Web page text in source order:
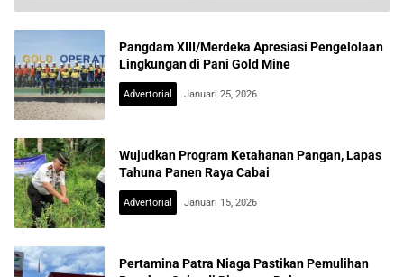
Boltara
Pangdam XIII/Merdeka Apresiasi Pengelolaan
Lingkungan di Pani Gold Mine
Advertorial Januari 25, 2026
Wujudkan Program Ketahanan Pangan, Lapas
Tahuna Panen Raya Cabai
Advertorial Januari 15, 2026
Pertamina Patra Niaga Pastikan Pemulihan